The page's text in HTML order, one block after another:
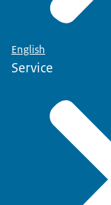
English
Service